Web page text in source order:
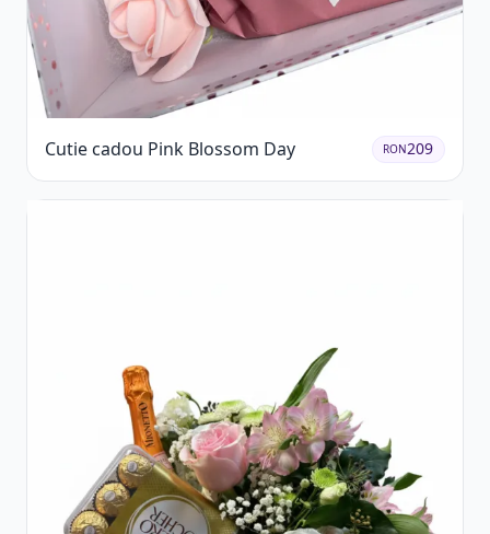
Cutie cadou Pink Blossom Day RON209